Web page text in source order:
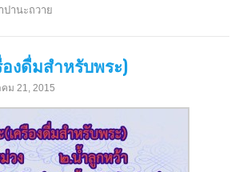
านะถวาย
งดื่มสำหรับพระ)
ม 21, 2015